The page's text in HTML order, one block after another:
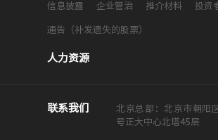
信息披露 企业管治 推介材料 投资
通告（补发遗失的股票）
人力资源
联系我们
北京总部：北京市朝阳
号正大中心北塔45层